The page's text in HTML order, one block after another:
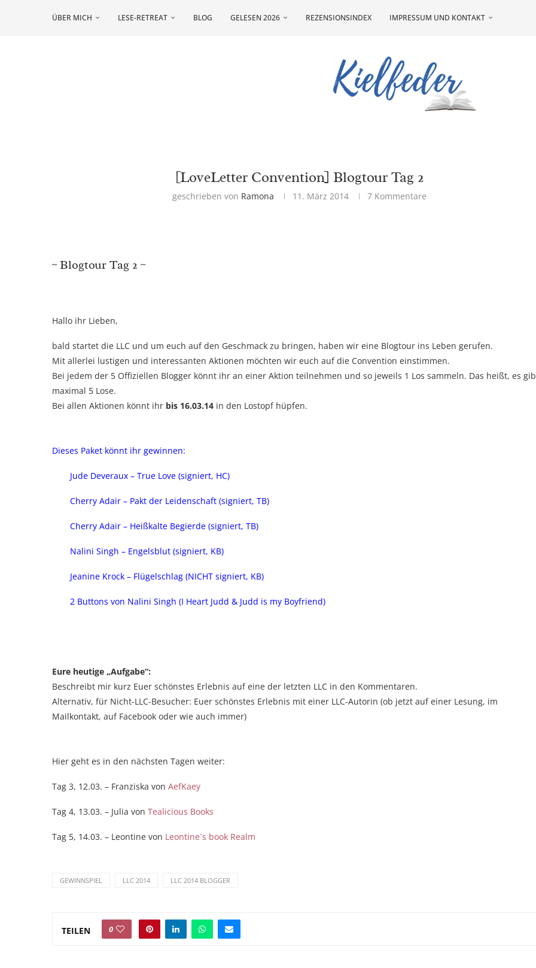
ÜBER MICH LESE-RETREAT BLOG GELESEN 2026 REZENSIONSINDEX IMPRESSUM UND KONTAKT
[LoveLetter Convention] Blogtour Tag 2
geschrieben von Ramona 11. März 2014 7 Kommentare
~ Blogtour Tag 2 ~
Hallo ihr Lieben,
bald startet die LLC und um euch auf den Geschmack zu bringen, haben wir eine Blogtour ins Leben gerufen.
Mit allerlei lustigen und interessanten Aktionen möchten wir euch auf die Convention einstimmen.
Bei jedem der 5 Offiziellen Blogger könnt ihr an einer Aktion teilnehmen und so jeweils 1 Los sammeln. Das heißt, es
maximal 5 Lose.
Bei allen Aktionen könnt ihr bis 16.03.14 in den Lostopf hüpfen.
Dieses Paket könnt ihr gewinnen:
Jude Deveraux – True Love (signiert, HC)
Cherry Adair – Pakt der Leidenschaft (signiert, TB)
Cherry Adair – Heißkalte Begierde (signiert, TB)
Nalini Singh – Engelsblut (signiert, KB)
Jeanine Krock – Flügelschlag (NICHT signiert, KB)
2 Buttons von Nalini Singh (I Heart Judd & Judd is my Boyfriend)
Eure heutige „Aufgabe“:
Beschreibt mir kurz Euer schönstes Erlebnis auf eine der letzten LLC in den Kommentaren.
Alternativ, für Nicht-LLC-Besucher: Euer schönstes Erlebnis mit einer LLC-Autorin (ob jetzt auf einer Lesung, im
Mailkontakt, auf Facebook oder wie auch immer)
Hier geht es in den nächsten Tagen weiter:
Tag 3, 12.03. – Franziska von AefKaey
Tag 4, 13.03. – Julia von Tealicious Books
Tag 5, 14.03. – Leontine von Leontine`s book Realm
GEWINNSPIEL LLC 2014 LLC 2014 BLOGGER
TEILEN 0